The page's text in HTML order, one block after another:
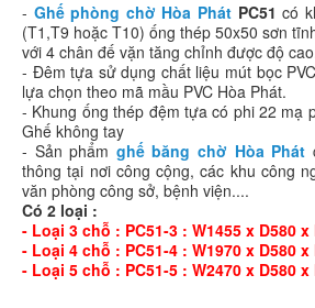
- Ghế phòng chờ Hòa PhátPC51 có
(T1,T9 hoặc T10) ống thép 50x50 sơn
với 4 chân đế vặn tăng chỉnh được độ
- Đêm tựa sử dụng chất liệu mút bọc
lựa chọn theo mã mầu PVC Hòa Phát.
- Khung ống thép đệm tựa có phi 22 mạ
Ghế không tay
- Sản phẩm ghế băng chờ Hòa Phát
thông tại nơi công cộng, các khu công
văn phòng công sở, bệnh viện....
Có 2 loại :
- Loại 3 chỗ : PC51-3 : W1455 x D580 x
- Loại 4 chỗ : PC51-4 : W1970 x D580 x
- Loại 5 chỗ : PC51-5 : W2470 x D580 x